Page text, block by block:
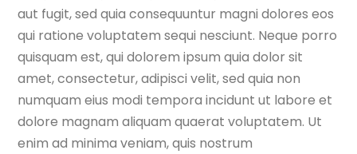
aut fugit, sed quia consequuntur magni dolores eos
qui ratione voluptatem sequi nesciunt. Neque porro
quisquam est, qui dolorem ipsum quia dolor sit
amet, consectetur, adipisci velit, sed quia non
numquam eius modi tempora incidunt ut labore et
dolore magnam aliquam quaerat voluptatem. Ut
enim ad minima veniam, quis nostrum